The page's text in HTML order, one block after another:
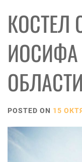
КОСТЕЛ
ОБЛАСТИ
POSTED ON 15